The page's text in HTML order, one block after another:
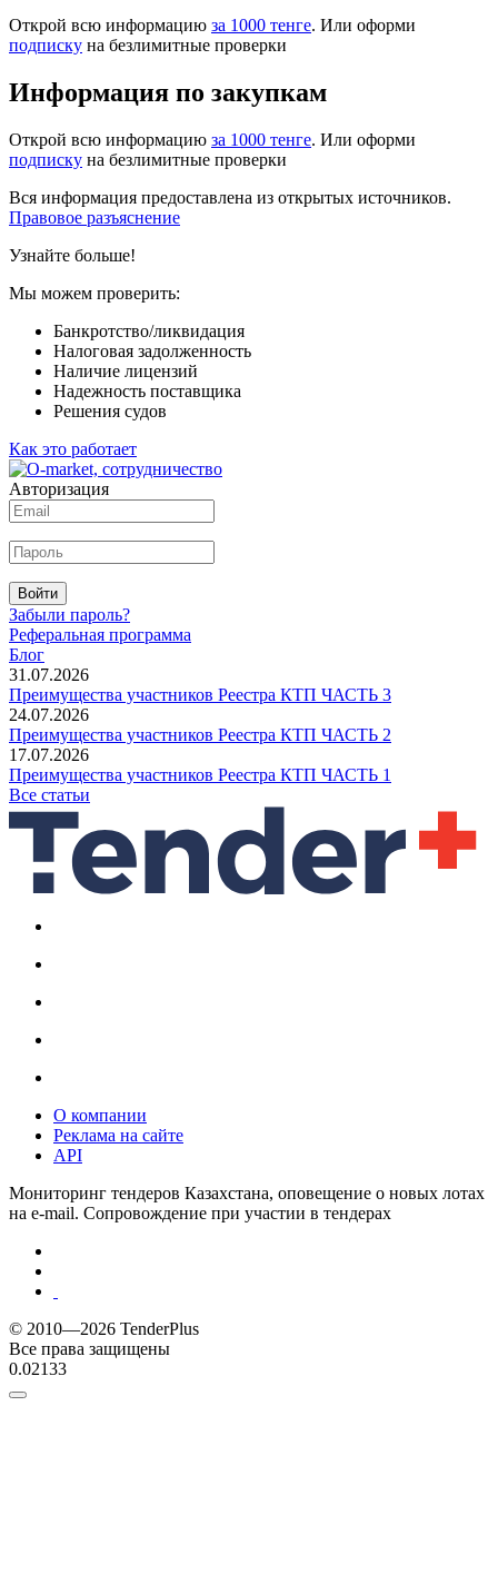
Открой всю информацию за 1000 тенге. Или оформи
подписку на безлимитные проверки
Информация по закупкам
Открой всю информацию за 1000 тенге. Или оформи
подписку на безлимитные проверки
Вся информация предоставлена из открытых источников.
Правовое разъяснение
Узнайте больше!
Мы можем проверить:
Банкротство/ликвидация
Налоговая задолженность
Наличие лицензий
Надежность поставщика
Решения судов
Как это работает
Авторизация
Войти
Забыли пароль?
Реферальная программа
Блог
31.07.2026
Преимущества участников Реестра КТП ЧАСТЬ 3
24.07.2026
Преимущества участников Реестра КТП ЧАСТЬ 2
17.07.2026
Преимущества участников Реестра КТП ЧАСТЬ 1
Все статьи
О компании
Реклама на сайте
API
Мониторинг тендеров Казахстана, оповещение о новых лотах
на e-mail. Сопровождение при участии в тендерах
© 2010—2026 TenderPlus
Все права защищены
0.02133